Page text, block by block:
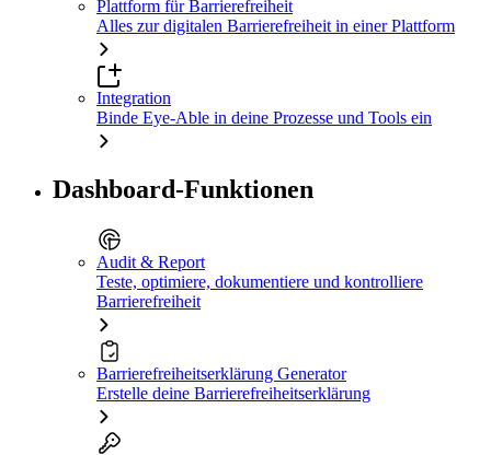
Plattform für Barrierefreiheit
Alles zur digitalen Barrierefreiheit in einer Plattform
Integration
Binde Eye-Able in deine Prozesse und Tools ein
Dashboard-Funktionen
Audit & Report
Teste, optimiere, dokumentiere und kontrolliere
Barrierefreiheit
Barrierefreiheitserklärung Generator
Erstelle deine Barrierefreiheitserklärung